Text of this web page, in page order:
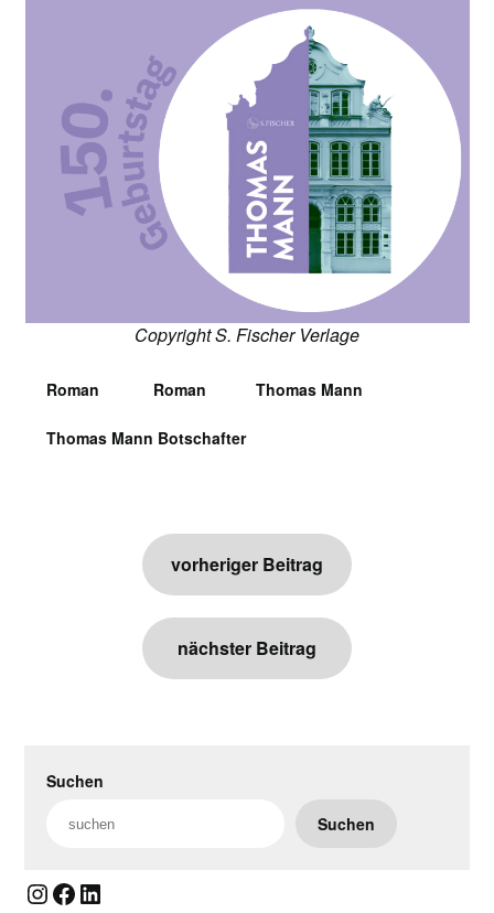
Copyright S. Fischer Verlage
Roman Roman Thomas Mann
Thomas Mann Botschafter
Beitragsnavigation
vorheriger Beitrag
nächster Beitrag
Suchen
Suchen
Instagram
Facebook
LinkedIn